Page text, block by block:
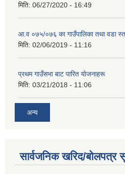
मिति: 06/27/2020 - 16:49
आ‍.व ०७५/०७६ का गाउँपालिका तथा वडा
मिति: 02/06/2019 - 11:16
प्रथम गाउँसभा बाट पारित याेजनाहरू
मिति: 03/21/2018 - 11:06
अन्य
सार्वजनिक खरिद/बोलपत्र